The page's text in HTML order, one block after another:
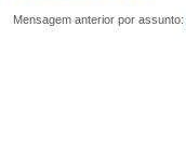
Mensagem anterior por assunto: